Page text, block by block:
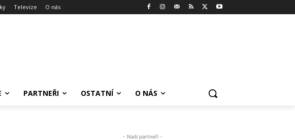
Televize O nás
PARTNEŘI OSTATNÍ O NÁS
- Naši partneři -